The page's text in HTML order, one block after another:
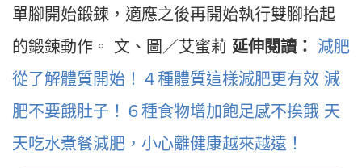
單腳開始鍛鍊，適應之後再開始執行雙腳抬起
的鍛鍊動作。 文、圖／艾蜜莉 延伸閱讀：
減肥
從了解體質開始！４種體質這樣減肥更有效 減
肥不要餓肚子！６種食物增加飽足感不挨餓 天
天吃水煮餐減肥，小心離健康越來越遠！